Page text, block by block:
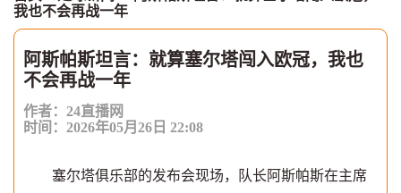
我也不会再战一年
阿斯帕斯坦言：就算塞尔塔闯入欧冠，我也
不会再战一年
作者：24直播网
时间：2026年05月26日 22:08
塞尔塔俱乐部的发布会现场，队长阿斯帕斯在主席